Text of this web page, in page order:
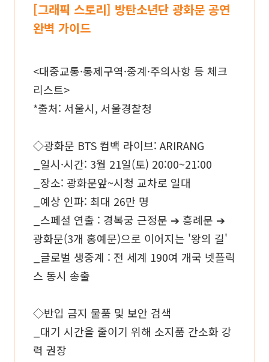
[그래픽 스토리] 방탄소년단 광화문 공연
완벽 가이드
<대중교통·통제구역·중계·주의사항 등 체크
리스트>
*출처: 서울시, 서울경찰청
◇광화문 BTS 컴백 라이브: ARIRANG
_일시·시간: 3월 21일(토) 20:00~21:00
_장소: 광화문앞~시청 교차로 일대
_예상 인파: 최대 26만 명
_스페셜 연출 : 경복궁 근정문 ➔ 흥례문 ➔
광화문(3개 홍예문)으로 이어지는 '왕의 길'
_글로벌 생중계 : 전 세계 190여 개국 넷플릭
스 동시 송출
◇반입 금지 물품 및 보안 검색
_대기 시간을 줄이기 위해 소지품 간소화 강
력 권장